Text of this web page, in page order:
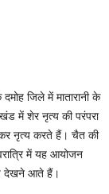
जिले में मातारानी के
में शेर नृत्य की परंपरा
नृत्य करते हैं। चैत की
में यह आयोजन
देखने आते हैं।